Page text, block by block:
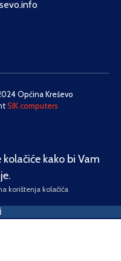
Općina Kreševo
SIK computers
kako bi Vam
korištenja kolačića